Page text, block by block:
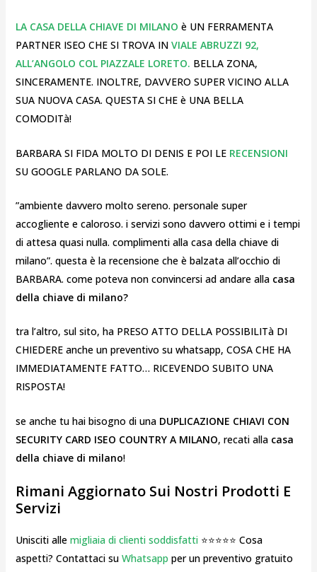
LA CASA DELLA CHIAVE DI MILANO è UN FERRAMENTA
PARTNER ISEO CHE SI TROVA IN VIALE ABRUZZI 92,
ALL’ANGOLO COL PIAZZALE LORETO. BELLA ZONA,
SINCERAMENTE. INOLTRE, DAVVERO SUPER VICINO ALLA
SUA NUOVA CASA. QUESTA SI CHE è UNA BELLA
COMODITà!
BARBARA SI FIDA MOLTO DI DENIS E POI LE RECENSIONI
SU GOOGLE PARLANO DA SOLE.
”ambiente davvero molto sereno. personale super
accogliente e caloroso. i servizi sono davvero ottimi e i tempi
di attesa quasi nulla. complimenti alla casa della chiave di
milano”. questa è la recensione che è balzata all’occhio di
BARBARA. come poteva non convincersi ad andare alla casa
della chiave di milano?
tra l’altro, sul sito, ha PRESO ATTO DELLA POSSIBILITà DI
CHIEDERE anche un preventivo su whatsapp, COSA CHE HA
IMMEDIATAMENTE FATTO… RICEVENDO SUBITO UNA
RISPOSTA!
se anche tu hai bisogno di unaDUPLICAZIONE CHIAVI CON
SECURITY CARD ISEO COUNTRY A MILANO, recati alla casa
della chiave di milano!
Rimani Aggiornato Sui Nostri Prodotti E
Servizi
Unisciti alle migliaia di clienti soddisfatti⭐⭐⭐⭐⭐ Cosa
aspetti? Contattaci su Whatsapp per un preventivo gratuito